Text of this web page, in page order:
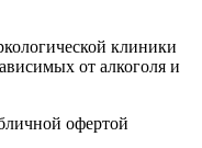
клиники
от алкоголя и
офертой